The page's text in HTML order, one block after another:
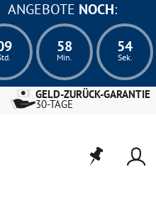
ANGEBOTE NOCH:
58
Min.
53
Sek.
GELD-ZURÜCK-GARANTIE
30-TAGE